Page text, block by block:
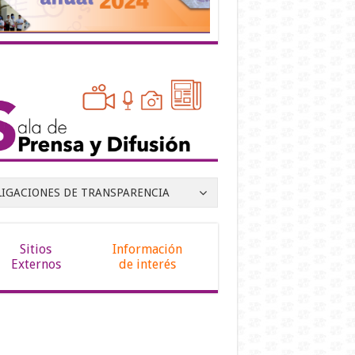
DE TRANSPARENCIA
Sitios
Externos
Información
de interés